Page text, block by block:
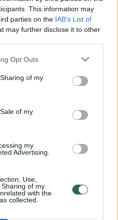
This information may
parties on the IAB’s List of
may further disclose it to other
Opt Outs
of my
of my
my
Advertising.
Use,
of my
with the
collected.
00:00:30
Vilniaus r.: dviejų moterų ir
karštas: temperatūra kils iki
00:00:55
automobilis sužalojo